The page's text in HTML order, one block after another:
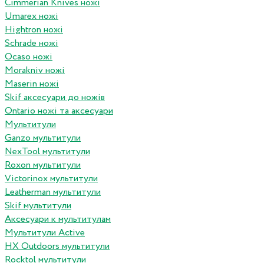
Cimmerian Knives ножі
Umarex ножі
Hightron ножі
Schrade ножі
Ocaso ножі
Morakniv ножі
Maserin ножі
Skif аксесуари до ножів
Ontario ножі та аксесуари
Мультитули
Ganzo мультитули
NexTool мультитули
Roxon мультитули
Victorinox мультитули
Leatherman мультитули
Skif мультитули
Аксесуари к мультитулам
Мультитули Active
HX Outdoors мультитули
Rocktol мультитули